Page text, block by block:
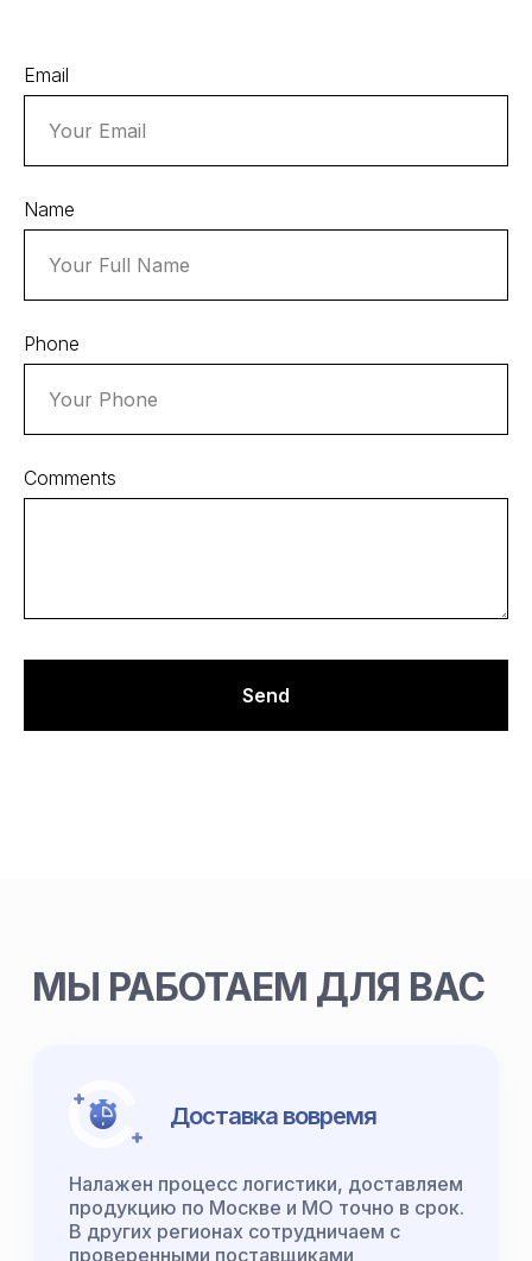
Email
Name
Phone
Comments
Send
Доставка вовремя
Налажен процесс логистики, доставляем
продукцию по Москве и МО точно в срок.
В других регионах сотрудничаем с
проверенными поставщиками
МЫ РАБОТАЕМ ДЛЯ ВАС